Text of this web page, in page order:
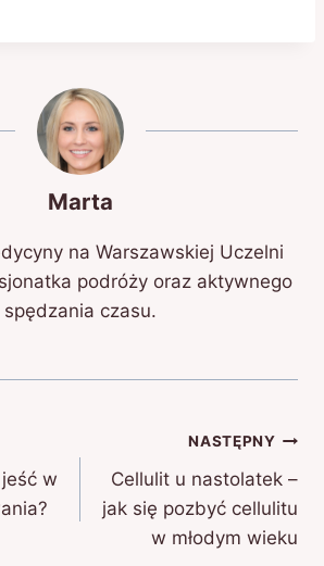
Marta
na Warszawskiej Uczelni
podróży oraz aktywnego
spędzania czasu.
w
NASTĘPNY
Cellulit u nastolatek –
jak się pozbyć cellulitu
w młodym wieku